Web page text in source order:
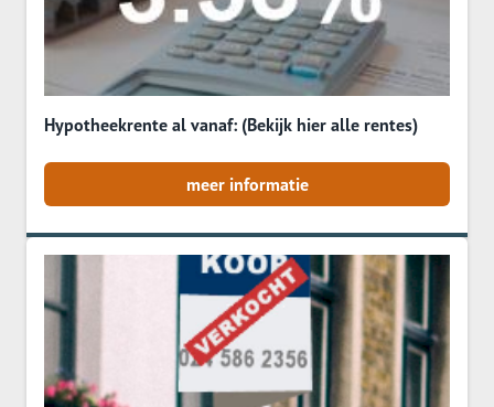
Hypotheekrente al vanaf: (Bekijk hier alle rentes)
meer informatie